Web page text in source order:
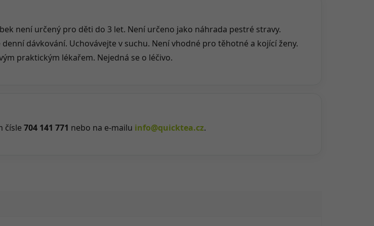
není určený pro děti do 3 let. Není určeno jako náhrada pestré stravy.
dávkování. Uchovávejte v suchu. Není vhodné pro těhotné a kojící ženy.
praktickým lékařem. Nejedná se o léčivo.
čísle 704 141 771 nebo na e-mailu info@quicktea.cz.